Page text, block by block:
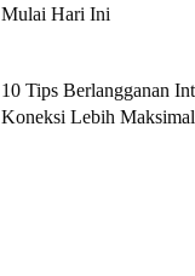
Mulai Hari Ini
10 Tips Berlangganan
Koneksi Lebih Maksimal